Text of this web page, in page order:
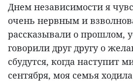
Днем независимости я
очень нервным и
рассказывали о прошлом,
говорили друг другу о
сбудутся, когда наступит
сентября, моя семья